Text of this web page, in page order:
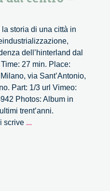
storia di una città in
dell’hinterland dal
27 min. Place:
via Sant’Antonio,
Part: 1/3 url Vimeo:
Photos: Album in
trent’anni.
scrive ...